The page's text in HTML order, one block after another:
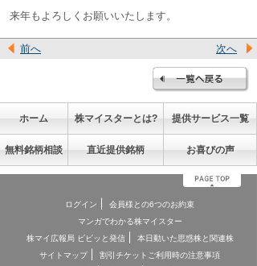
来年もよろしくお願いいたします。
前へ 次へ
ホーム 株マイスターとは? 提供サービス一覧
無料銘柄相談 直近提供銘柄 お喜びの声
ログイン
会員様との6つのお約束
マンガでわかる株マイスター
株マイ広報局 ビビッと発信
本日動いた思惑株と関連株
サイトマップ
割引チケットご利用時の注意事項